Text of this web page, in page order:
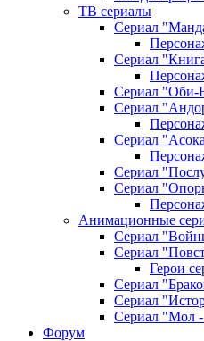
ТВ сериалы
Сериал
Сериал
Сериал "Оби-
Сериал
Сериал
Сериал
Сериал
Анимационные
Сериал
Сериал
Герои
Сериал
Сериал
Сериал "Мол -
Форум